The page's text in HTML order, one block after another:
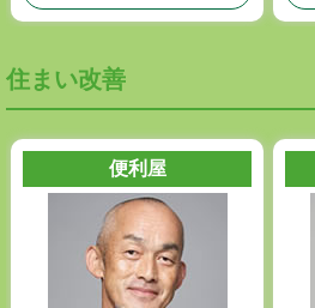
住まい改善
便利屋